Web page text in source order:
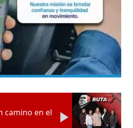
camino en el